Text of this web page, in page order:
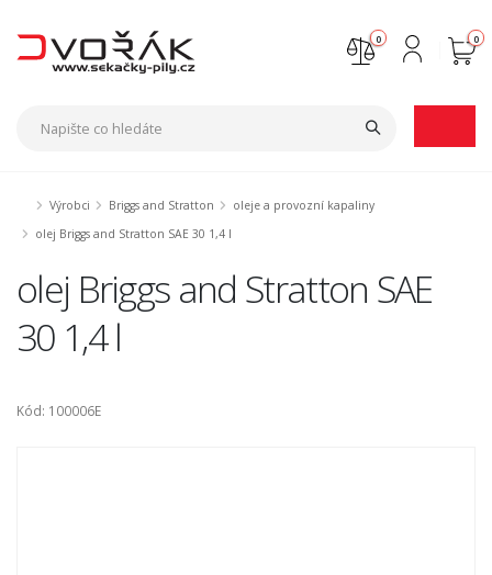
0
0
Výrobci Briggs and Stratton
oleje a provozní kapaliny
olej Briggs and Stratton SAE 30 1,4 l
olej Briggs and Stratton SAE
30 1,4 l
Kód: 100006E